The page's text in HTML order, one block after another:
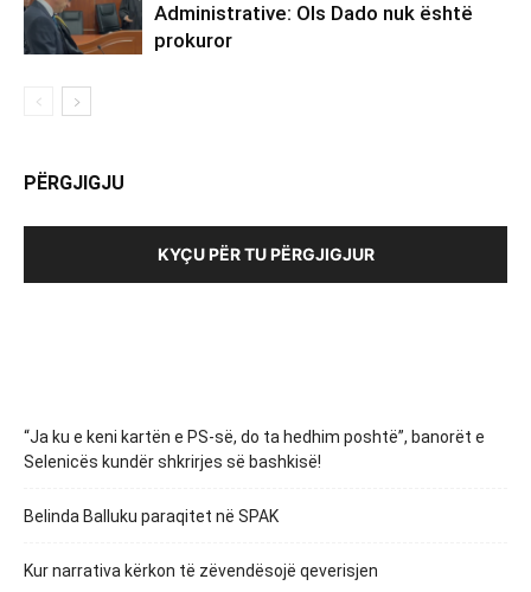
Administrative: Ols Dado nuk është
prokuror
PËRGJIGJU
KYÇU PËR TU PËRGJIGJUR
“Ja ku e keni kartën e PS-së, do ta hedhim poshtë”, banorët e
Selenicës kundër shkrirjes së bashkisë!
Belinda Balluku paraqitet në SPAK
Kur narrativa kërkon të zëvendësojë qeverisjen